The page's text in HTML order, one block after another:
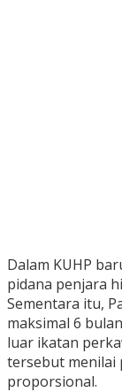
Dalam KUHP
pidana penjara
Sementara itu,
maksimal 6
luar ikatan
tersebut menilai
proporsional.